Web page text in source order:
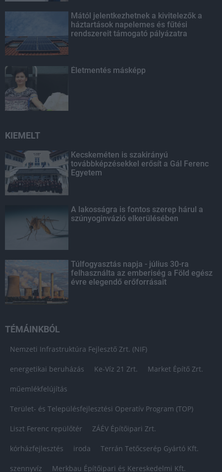
Mától jelentkezhetnek a kivitelezők a
háztartások napelemes és fűtési
rendszereit támogató pályázatra
Életmentés másképp
KIEMELT
Kecskeméten is szakirányú
továbbképzésekkel erősít a Gál Ferenc
Egyetem
A lakosságra is fontos szerep hárul a
szúnyoginvázió elkerülésében
Túlfogyasztás napja - július 30-ra
felhasználta az emberiség a Föld egész
évre elegendő erőforrásait
TÉMÁINKBÓL
Nemzeti Infrastruktúra Fejlesztő Zrt. (NIF)
energetikai beruházás Ke-Víz 21 Zrt. Market Építő Zrt.
műemlékfelújítás
Terület- és Településfejlesztési Operatív Program (TOP)
Liszt Ferenc repülőtér ZÁÉV Építőipari Zrt.
kórházfejlesztés iroda Terrán Tetőcserép Gyártó Kft.
szennyvíz Merkbau Építőipari és Kereskedelmi Kft.